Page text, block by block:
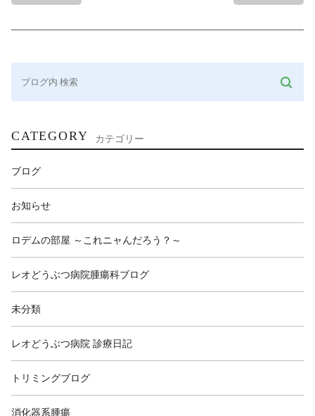
CATEGORY カテゴリー
ブログ
お知らせ
ロデムの部屋 ～これニャんだろう？～
レオどうぶつ病院腫瘍科ブログ
未分類
レオどうぶつ病院 診療日記
トリミングブログ
消化器系腫瘍